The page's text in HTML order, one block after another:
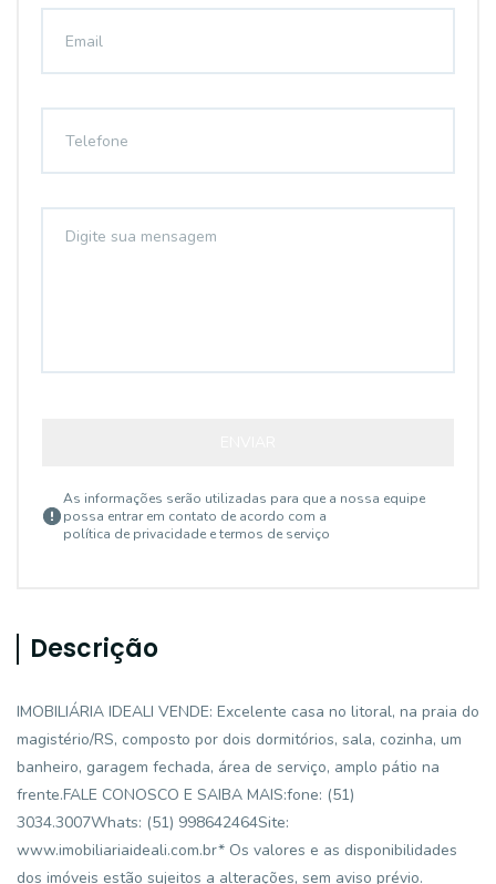
As informações serão utilizadas para que a nossa equipe
possa entrar em contato de acordo com a
política de privacidade e termos de serviço
Descrição
IMOBILIÁRIA IDEALI VENDE: Excelente casa no litoral, na praia do
magistério/RS, composto por dois dormitórios, sala, cozinha, um
banheiro, garagem fechada, área de serviço, amplo pátio na
frente.FALE CONOSCO E SAIBA MAIS:fone: (51)
3034.3007Whats: (51) 998642464Site:
www.imobiliariaideali.com.br* Os valores e as disponibilidades
dos imóveis estão sujeitos a alterações, sem aviso prévio.